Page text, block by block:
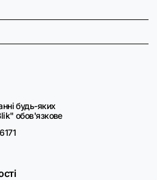
будь-яких
обов'язкове